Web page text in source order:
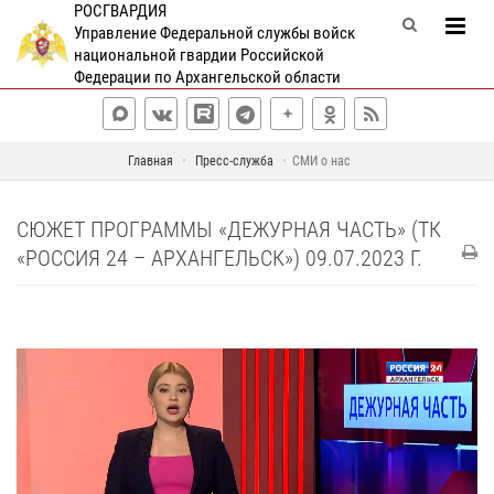
РОСГВАРДИЯ
Управление Федеральной службы войск
национальной гвардии Российской
Федерации по Архангельской области
Главная Пресс-служба СМИ о нас
СЮЖЕТ ПРОГРАММЫ «ДЕЖУРНАЯ ЧАСТЬ» (ТК
«РОССИЯ 24 – АРХАНГЕЛЬСК») 09.07.2023 Г.